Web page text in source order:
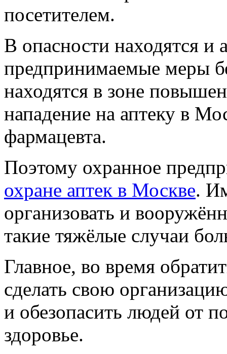
посетителем.
В опасности находятся и
предпринимаемые меры
находятся в зоне
нападение на аптеку в
фармацевта.
Поэтому охранное
охране аптек в Москве.
организовать и
такие тяжёлые случаи
Главное, во время
сделать свою
и обезопасить людей от
здоровье.